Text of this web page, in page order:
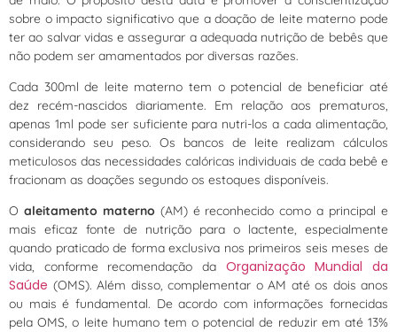
sobre o impacto significativo que a doação de leite materno pode
ter ao salvar vidas e assegurar a adequada nutrição de bebês que
não podem ser amamentados por diversas razões.
Cada 300ml de leite materno tem o potencial de beneficiar até
dez recém-nascidos diariamente. Em relação aos prematuros,
apenas 1ml pode ser suficiente para nutri-los a cada alimentação,
considerando seu peso. Os bancos de leite realizam cálculos
meticulosos das necessidades calóricas individuais de cada bebê e
fracionam as doações segundo os estoques disponíveis.
O aleitamento materno(AM) é reconhecido como a principal e
mais eficaz fonte de nutrição para o lactente, especialmente
quando praticado de forma exclusiva nos primeiros seis meses de
vida, conforme recomendação da Organização Mundial da
Saúde (OMS). Além disso, complementar o AM até os dois anos
ou mais é fundamental. De acordo com informações fornecidas
pela OMS, o leite humano tem o potencial de reduzir em até 13%